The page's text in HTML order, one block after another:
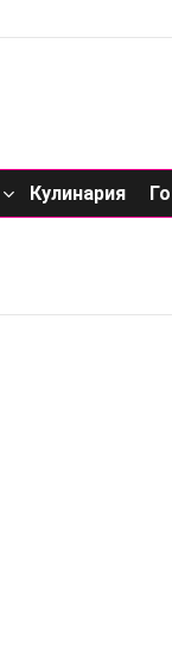
Кулинария